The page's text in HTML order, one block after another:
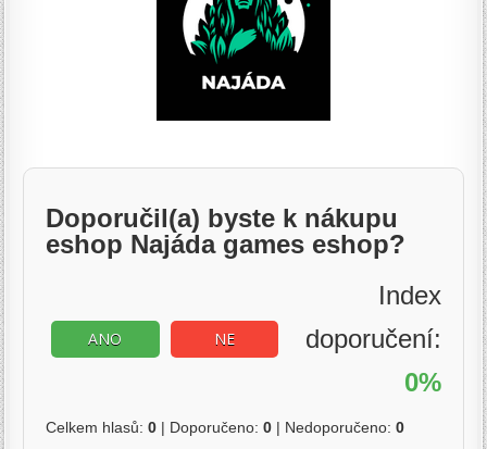
Doporučil(a) byste k nákupu
eshop Najáda games eshop?
ANO NE
Index
doporučení:
0%
Celkem hlasů:0 | Doporučeno:0 | Nedoporučeno:0